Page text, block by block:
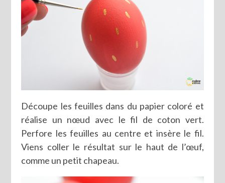
Découpe les feuilles dans du papier coloré et
réalise un nœud avec le fil de coton vert.
Perfore les feuilles au centre et insère le fil.
Viens coller le résultat sur le haut de l’œuf,
comme un petit chapeau.